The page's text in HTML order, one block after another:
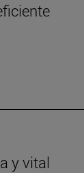
y vital